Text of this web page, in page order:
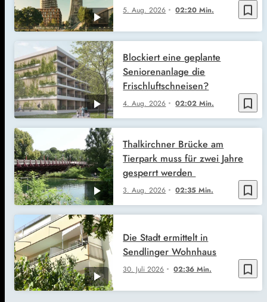
bookmark_border
5. Aug. 2026 02:20 Min.
bookmark_border
4. Aug. 2026 02:02 Min.
Blockiert eine geplante
Seniorenanlage die
Frischluftschneisen?
bookmark_border
3. Aug. 2026 02:35 Min.
Thalkirchner Brücke am
Tierpark muss für zwei Jahre
gesperrt werden
bookmark_border
30. Juli 2026 02:36 Min.
Die Stadt ermittelt in
Sendlinger Wohnhaus